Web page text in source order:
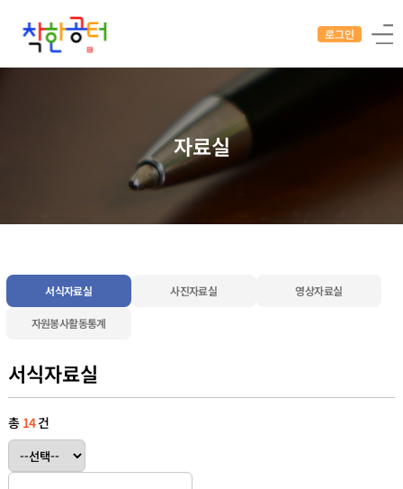
로그인
자료실
서식자료실 사진자료실 영상자료실
자원봉사활동통계
서식자료실
총 14건